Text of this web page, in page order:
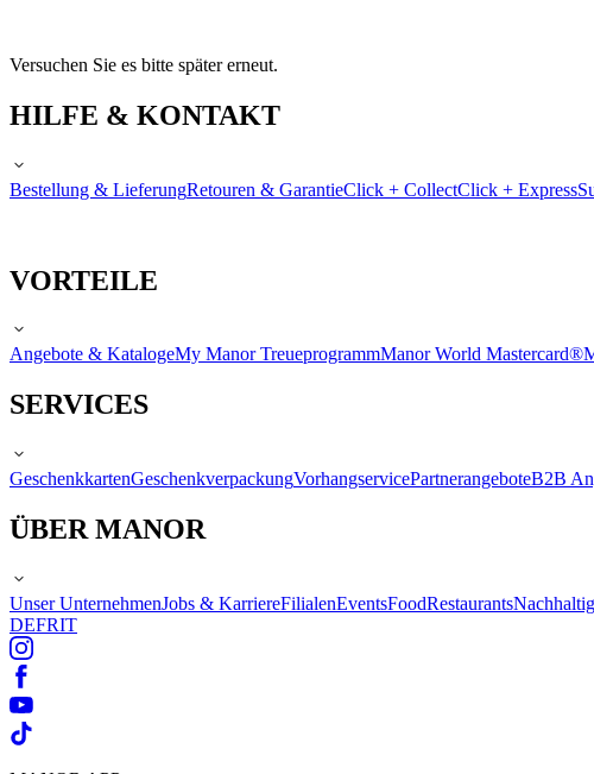
Versuchen Sie es bitte später erneut.
HILFE & KONTAKT
Bestellung & LieferungRetouren & GarantieClick + CollectClick + Express
VORTEILE
Angebote & KatalogeMy Manor TreueprogrammManor World Mastercard®
SERVICES
GeschenkkartenGeschenkverpackungVorhangservicePartnerangeboteB2B
ÜBER MANOR
Unser UnternehmenJobs & KarriereFilialenEventsFoodRestaurants
DEFRIT